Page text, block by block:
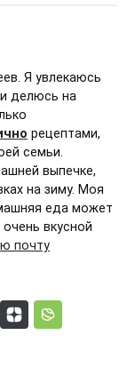
Я увлекаюсь
делюсь на
рецептами,
семьи.
выпечке,
на зиму. Моя
еда может
вкусной
почту